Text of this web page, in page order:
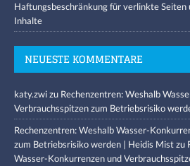
Haftungsbeschränkung für verlinkte Seiten
Inhalte
NEUESTE KOMMENTARE
katy.zwizu Rechenzentren: Weshalb
Verbrauchsspitzen zum Betriebsrisiko
Rechenzentren: Weshalb Wasser-
zum Betriebsrisiko werden | Heidis Mistzu
Wasser-Konkurrenzen und